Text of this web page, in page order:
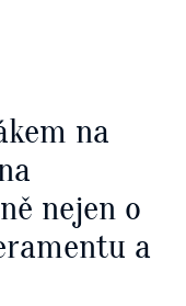
na
nejen o
a